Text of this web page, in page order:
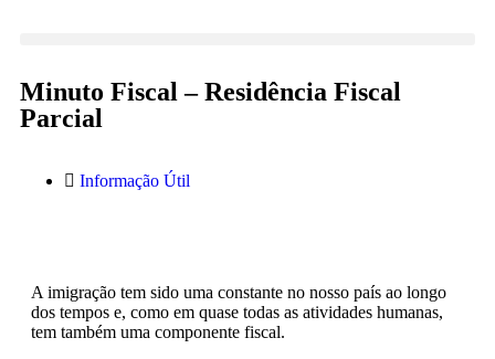
Minuto Fiscal – Residência Fiscal
Parcial
Informação Útil
A imigração tem sido uma constante no nosso país ao longo
dos tempos e, como em quase todas as atividades humanas,
tem também uma componente fiscal.